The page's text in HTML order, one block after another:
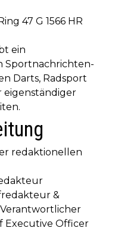
47 G 1566 HR
ein
Sportnachrichten-
Darts, Radsport
eigenständiger
redaktionellen
&
Executive Officer